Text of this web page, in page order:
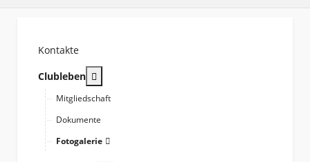
Kontakte
Clubleben
Mitgliedschaft
Dokumente
Fotogalerie